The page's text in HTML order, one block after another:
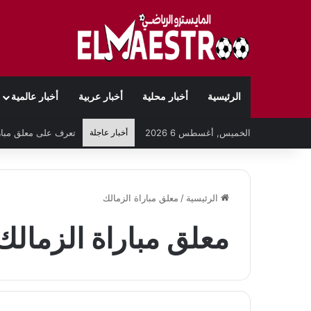
الرئيسية أخبار محلية أخبار عربية أخبار عالمية
الخميس, أغسطس 6 2026 أخبار عاجلة
الرئيسية / معلق مباراة الزمالك
معلق مباراة